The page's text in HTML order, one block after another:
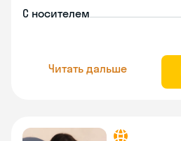
С носителем
Читать дальше